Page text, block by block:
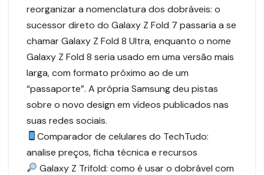
reorganizar a nomenclatura dos dobráveis: o
sucessor direto do Galaxy Z Fold 7 passaria a se
chamar Galaxy Z Fold 8 Ultra, enquanto o nome
Galaxy Z Fold 8 seria usado em uma versão mais
larga, com formato próximo ao de um
“passaporte”. A própria Samsung deu pistas
sobre o novo design em vídeos publicados nas
suas redes sociais.
Comparador de celulares do TechTudo:
analise preços, ficha técnica e recursos
Galaxy Z Trifold: como é usar o dobrável com